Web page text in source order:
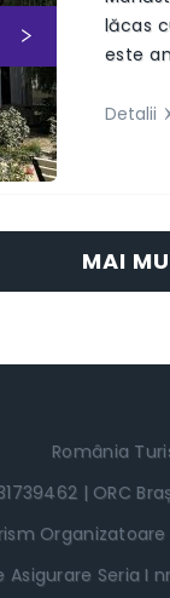
lăcas
este
Detalii
MAI
România
| ORC
Asigurare Seria I